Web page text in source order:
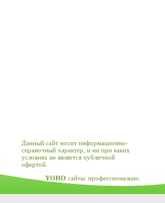
Данный сайт носит информационно-
справочный характер, и ни при каких
условиях не является публичной
офертой.
YOHO сайты. профессионально.